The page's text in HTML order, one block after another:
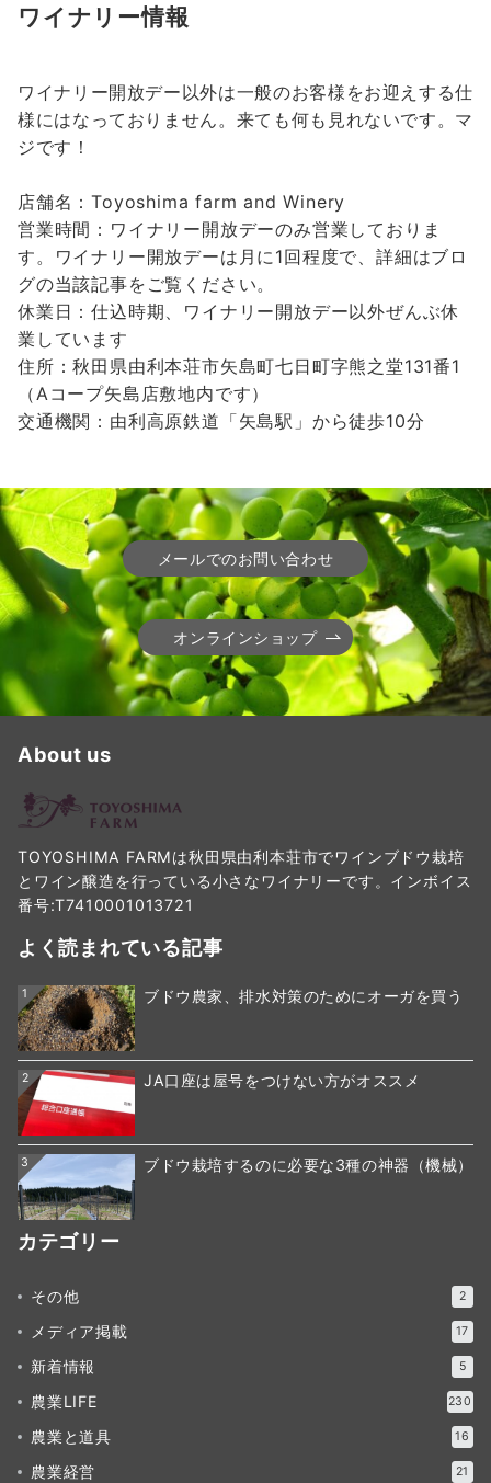
ワイナリー情報
ワイナリー開放デー以外は一般のお客様をお迎えする仕
様にはなっておりません。来ても何も見れないです。マ
ジです！
店舗名：Toyoshima farm and Winery
営業時間：ワイナリー開放デーのみ営業しておりま
す。ワイナリー開放デーは月に1回程度で、詳細はブロ
グの当該記事をご覧ください。
休業日：仕込時期、ワイナリー開放デー以外ぜんぶ休
業しています
住所：秋田県由利本荘市矢島町七日町字熊之堂131番1
（Aコープ矢島店敷地内です）
交通機関：由利高原鉄道「矢島駅」から徒歩10分
メールでのお問い合わせ
オンラインショップ
About us
TOYOSHIMA FARMは秋田県由利本荘市でワインブドウ栽培
とワイン醸造を行っている小さなワイナリーです。インボイス
番号:T7410001013721
よく読まれている記事
1 ブドウ農家、排水対策のためにオーガを買う
2 JA口座は屋号をつけない方がオススメ
3 ブドウ栽培するのに必要な3種の神器（機械）
カテゴリー
その他 2
メディア掲載 17
新着情報 5
農業LIFE 230
農業と道具 16
農業経営 21